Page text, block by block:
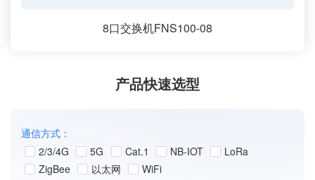
8口交换机FNS100-08
产品快速选型
通信方式：
2/3/4G
5G Cat.1 NB-IOT
LoRa
ZigBee
以太网
WiFi